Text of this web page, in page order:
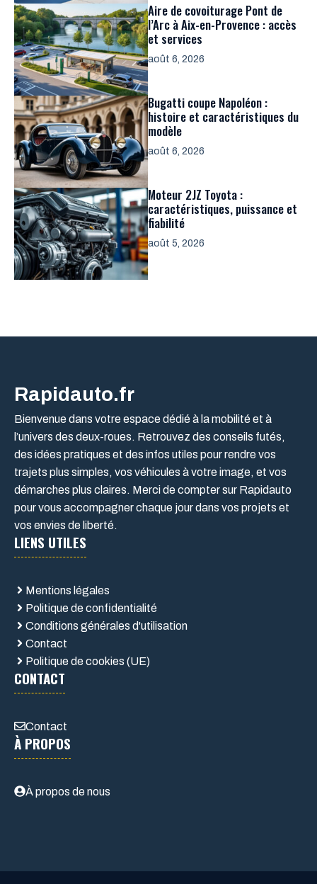
Aire de covoiturage Pont de
l’Arc à Aix-en-Provence : accès
et services
août 6, 2026
Bugatti coupe Napoléon :
histoire et caractéristiques du
modèle
août 6, 2026
Moteur 2JZ Toyota :
caractéristiques, puissance et
fiabilité
août 5, 2026
Rapidauto.fr
Bienvenue dans votre espace dédié à la mobilité et à
l’univers des deux-roues. Retrouvez des conseils futés,
des idées pratiques et des infos utiles pour rendre vos
trajets plus simples, vos véhicules à votre image, et vos
démarches plus claires. Merci de compter sur Rapidauto
pour vous accompagner chaque jour dans vos projets et
vos envies de liberté.
LIENS UTILES
Mentions légales
Politique de confidentialité
Conditions générales d'utilisation
Contact
Politique de cookies (UE)
CONTACT
Contact
À PROPOS
À propos de nous